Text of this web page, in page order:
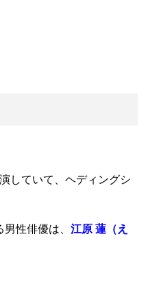
していて、 ヘディングシ
男性俳優は、 江原 蓮（え